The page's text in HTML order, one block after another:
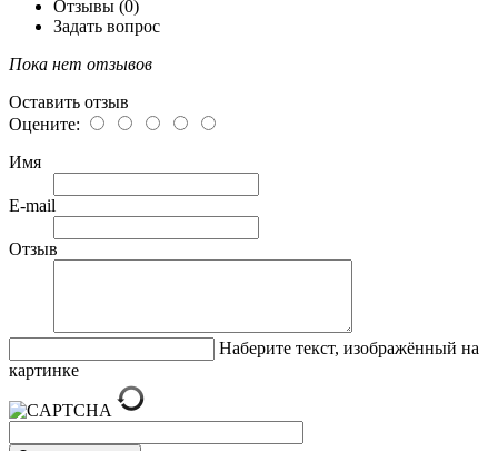
Отзывы (0)
Задать вопрос
Пока нет отзывов
Оставить отзыв
Оцените:
Имя
E-mail
Отзыв
Наберите текст, изображённый на
картинке